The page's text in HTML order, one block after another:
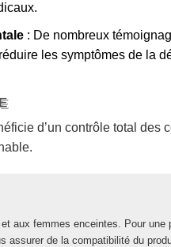
: De nombreux
les symptômes de la
d’un contrôle total
aux femmes enceintes. Pour
assurer de la compatibilité du